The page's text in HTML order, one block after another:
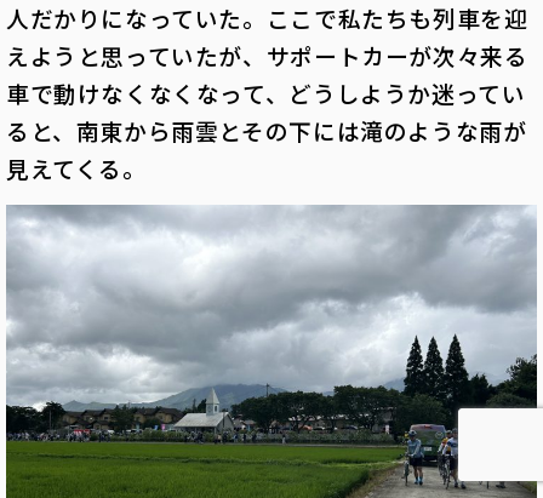
人だかりになっていた。ここで私たちも列車を迎
えようと思っていたが、サポートカーが次々来る
車で動けなくなくなって、どうしようか迷ってい
ると、南東から雨雲とその下には滝のような雨が
見えてくる。